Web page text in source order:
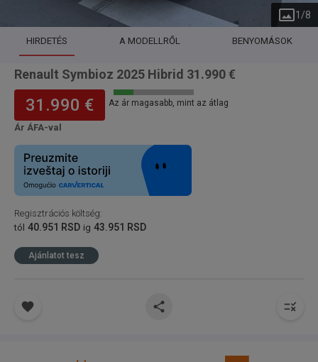
1 /8
HIRDETÉS A MODELLRŐL BENYOMÁSOK
Renault Symbioz 2025 Hibrid 31.990 €
31.990 €
Ár ÁFA-val
Az ár magasabb, mint az átlag
Regisztrációs költség:
tól 40.951 RSD ig 43.951 RSD
Ajánlatot tesz